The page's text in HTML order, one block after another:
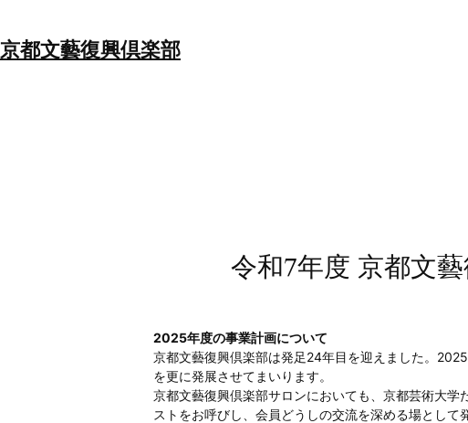
容
を
京都文藝復興倶楽部
令和7年度 京都文
2025年度の事業計画について
京都文藝復興倶楽部は発足24年目を迎えました。
を更に発展させてまいります。
京都文藝復興倶楽部サロンにおいても、京都芸術大
ストをお呼びし、会員どうしの交流を深める場として